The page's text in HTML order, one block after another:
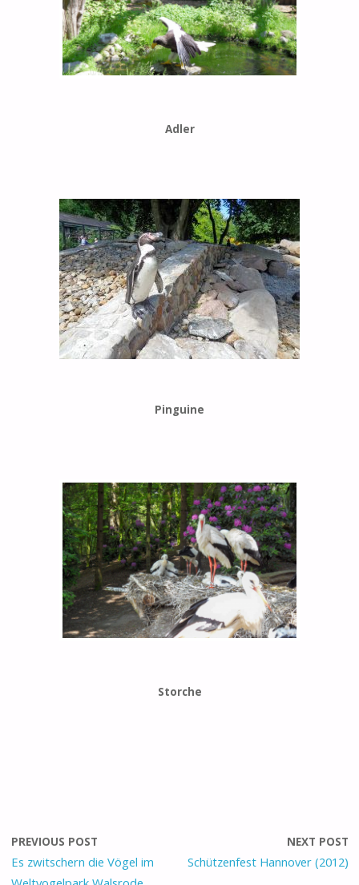
Adler
Pinguine
Storche
PREVIOUS POST
Es zwitschern die Vögel im
NEXT POST
Schützenfest Hannover (2012)